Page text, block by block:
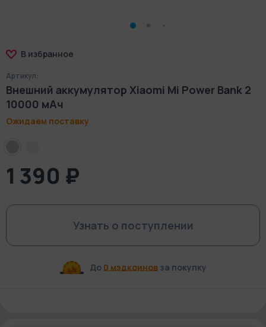
В избранное
Артикул:
Внешний аккумулятор Xiaomi Mi Power Bank 2
10000 мАч
Ожидаем поставку
1 390 ₽
Узнать о поступлении
До 0 мэдкоиновза покупку